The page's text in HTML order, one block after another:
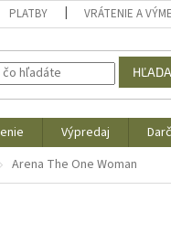
PLATBY VRÁTENIE A
Výpredaj
Arena The One Woman